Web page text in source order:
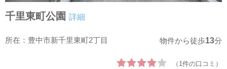
千里東町公園 詳細
所在：豊中市新千里東町2丁目 物件から徒歩13分
（1件の口コミ）